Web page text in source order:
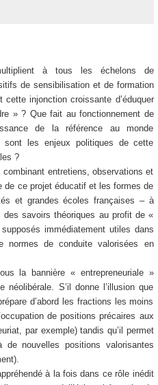
à tous les échelons de
de sensibilisation et de formation
cette injonction croissante d’éduquer
» ? Que fait au fonctionnement de
de la référence au monde
les enjeux politiques de cette
?
combinant entretiens, observations et
de ce projet éducatif et les formes de
et grandes écoles françaises – à
savoirs théoriques au profit de «
immédiatement utiles dans
normes de conduite valorisées en
la bannière « entrepreneuriale »
néolibérale. S’il donne l’illusion que
d’abord les fractions les moins
de positions précaires aux
par exemple) tandis qu’il permet
de nouvelles positions valorisantes
à la fois dans ce rôle inédit